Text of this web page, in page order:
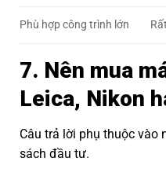
Phù hợp công trình lớn
7. Nên mua
Leica, Nikon
Câu trả lời phụ thuộc vào
sách đầu tư.